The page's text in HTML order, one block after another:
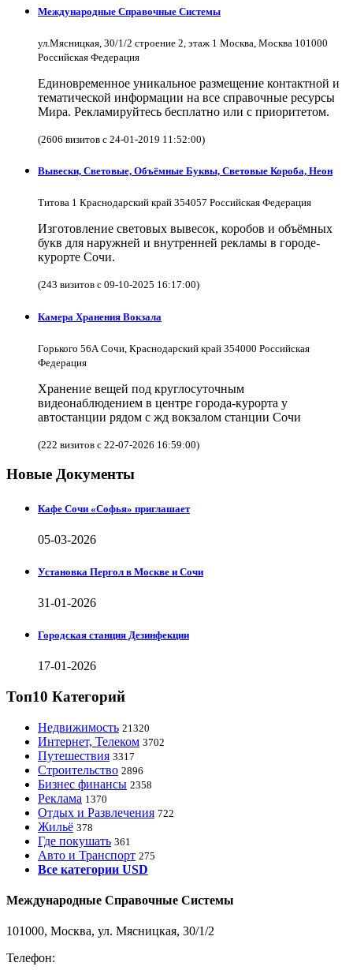
Международные Справочные Системы
ул.Мясницкая, 30/1/2 строение 2, этаж 1 Москва, Москва 101000
Российская Федерация
Единовременное уникальное размещение контактной и
тематической информации на все справочные ресурсы
Мира. Рекламируйтесь бесплатно или с приоритетом.
(2606 визитов с 24-01-2019 11:52:00)
Вывески, Световые, Объёмные Буквы, Световые Короба, Неон
Титова 1 Краснодарский край 354057 Российская Федерация
Изготовление световых вывесок, коробов и объёмных
букв для наружней и внутренней рекламы в городе-
курорте Сочи.
(243 визитов с 09-10-2025 16:17:00)
Камера Хранения Вокзала
Горького 56А Сочи, Краснодарский край 354000 Российская
Федерация
Хранение вещей под круглосуточным
видеонаблюдением в центре города-курорта у
автостанции рядом с жд вокзалом станции Сочи
(222 визитов с 22-07-2026 16:59:00)
Новые Документы
Кафе Сочи «Софья» приглашает
05-03-2026
Установка Пергол в Москве и Сочи
31-01-2026
Городская станция Дезинфекции
17-01-2026
Топ10 Категорий
Недвижимость 21320
Интернет, Телеком 3702
Путешествия 3317
Строительство 2896
Бизнес финансы 2358
Реклама 1370
Отдых и Развлечения 722
Жильё 378
Где покушать 361
Авто и Транспорт 275
Все категории USD
Международные Справочные Системы
101000, Москва, ул. Мясницкая, 30/1/2
Телефон: